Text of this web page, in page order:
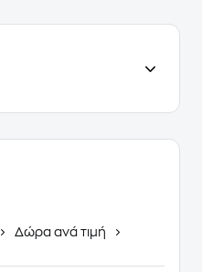
Δώρα ανά τιμή